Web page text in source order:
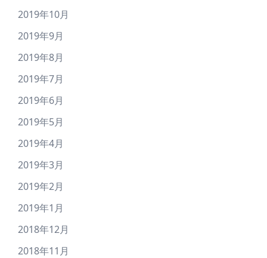
2019年10月
2019年9月
2019年8月
2019年7月
2019年6月
2019年5月
2019年4月
2019年3月
2019年2月
2019年1月
2018年12月
2018年11月